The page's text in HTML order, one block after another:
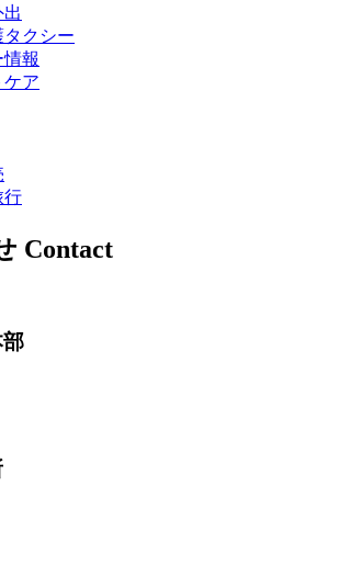
クシー
報
ケア
行
Contact